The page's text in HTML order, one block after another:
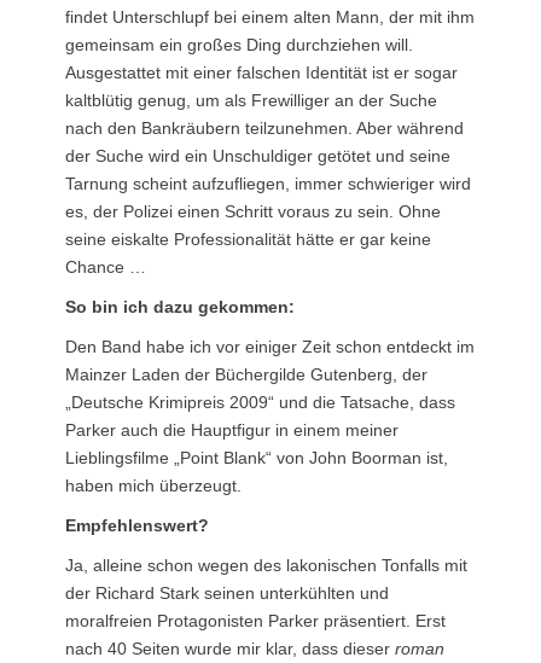
findet Unterschlupf bei einem alten Mann, der mit ihm
gemeinsam ein großes Ding durchziehen will.
Ausgestattet mit einer falschen Identität ist er sogar
kaltblütig genug, um als Frewilliger an der Suche
nach den Bankräubern teilzunehmen. Aber während
der Suche wird ein Unschuldiger getötet und seine
Tarnung scheint aufzufliegen, immer schwieriger wird
es, der Polizei einen Schritt voraus zu sein. Ohne
seine eiskalte Professionalität hätte er gar keine
Chance …
So bin ich dazu gekommen:
Den Band habe ich vor einiger Zeit schon entdeckt im
Mainzer Laden der Büchergilde Gutenberg, der
„Deutsche Krimipreis 2009“ und die Tatsache, dass
Parker auch die Hauptfigur in einem meiner
Lieblingsfilme „Point Blank“ von John Boorman ist,
haben mich überzeugt.
Empfehlenswert?
Ja, alleine schon wegen des lakonischen Tonfalls mit
der Richard Stark seinen unterkühlten und
moralfreien Protagonisten Parker präsentiert. Erst
nach 40 Seiten wurde mir klar, dass dieser roman